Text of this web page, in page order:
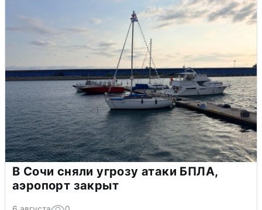
В Сочи сняли угрозу атаки БПЛА,
аэропорт закрыт